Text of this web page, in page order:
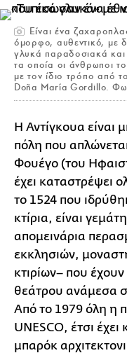
Είναι ένα
όμορφο, αυθεντικό, με
γλυκά παραδοσιακά και
τα οποία οι άνθρωποι
με τον ίδιο τρόπο από
Doña María Gordillo.
Η Αντίγκουα είναι
πόλη που
Φουέγο (του
έχει καταστρέψει
το 1524 που
κτίρια, είναι
απομεινάρια
εκκλησιών,
κτιρίων– που
θεάτρου ανάμεσα
Από το 1979 όλη η
UNESCO, έτσι
μπαρόκ